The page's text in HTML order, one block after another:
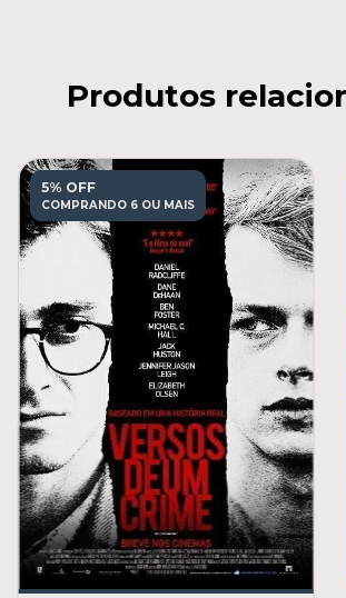
Produtos
5% OFF
COMPRANDO 6 OU MAIS